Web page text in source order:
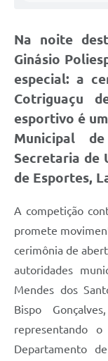
Diário Oficial
Contato
Na noite
Ginásio
especial: a
Cotriguaçu
esportivo é
Municipal
Secretaria de
de Esportes,
A competição
promete
cerimônia de
autoridades
Mendes dos
Bispo
representando
Departamento